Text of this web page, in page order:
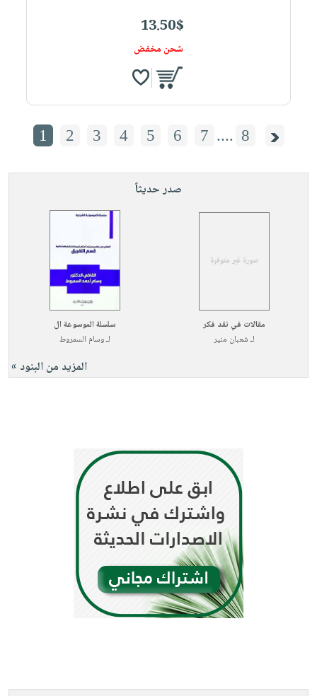
13.50$
شحن مخفض
1 2 3 4 5 6 7 .... 8
صدر حديثاً
مقالات في نقد فكر
لـشعبان منير
سلسلة الموسوعة ال
لـوسام السمروط
المزيد من البنود »